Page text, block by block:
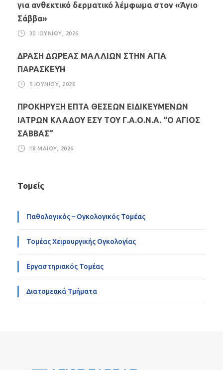
για ανθεκτικό δερματικό λέμφωμα στον «Άγιο
Σάββα»
30 ΙΟΥΝΊΟΥ, 2026
ΔΡΑΣΗ ΔΩΡΕΑΣ ΜΑΛΛΙΩΝ ΣΤΗΝ ΑΓΙΑ
ΠΑΡΑΣΚΕΥΗ
5 ΙΟΥΝΊΟΥ, 2026
ΠΡΟΚΗΡΥΞΗ ΕΠΤΑ ΘΕΣΕΩΝ ΕΙΔΙΚΕΥΜΕΝΩΝ
ΙΑΤΡΩΝ ΚΛΑΔΟΥ ΕΣΥ ΤΟΥ Γ.Α.Ο.Ν.Α. “Ο ΑΓΙΟΣ
ΣΑΒΒΑΣ”
18 ΜΑΪ́ΟΥ, 2026
Τομείς
Παθολογικός – Ογκολογικός Τομέας
Τομέας Χειρουργικής Ογκολογίας
Εργαστηριακός Τομέας
Διατομεακά Τμήματα